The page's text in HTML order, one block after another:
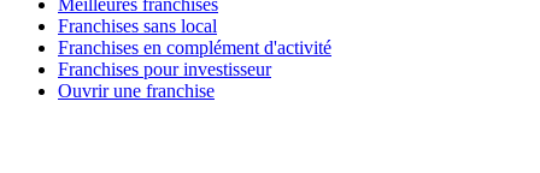
Meilleures franchises
Franchises sans local
Franchises en complément d'activité
Franchises pour investisseur
Ouvrir une franchise